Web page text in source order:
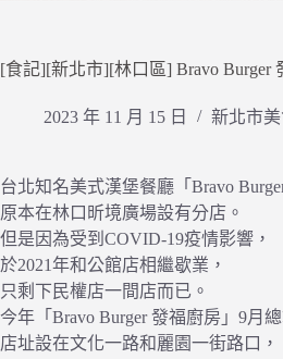
[食記][新北市][林口區] Bravo Burger
2023 年 11 月 15 日 新北市
台北知名美式漢堡餐廳「Bravo
原本在林口昕境廣場設有分店。
但是因為受到COVID-19疫情影響，
於2021年和公館店相繼歇業，
只剩下民權店一間店而已。
今年「Bravo Burger 發福廚房」9月
店址設在文化一路和麗園一街路口，